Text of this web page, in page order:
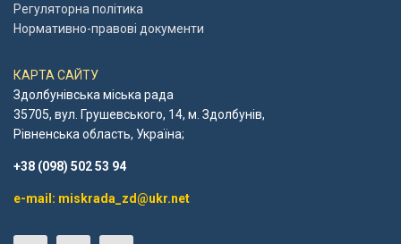
Регуляторна політика
Нормативно-правові документи
КАРТА САЙТУ
Здолбунівська міська рада
35705, вул. Грушевського, 14, м. Здолбунів,
Рівненська область, Україна;
+38 (098) 502 53 94
e-mail: miskrada_zd@ukr.net